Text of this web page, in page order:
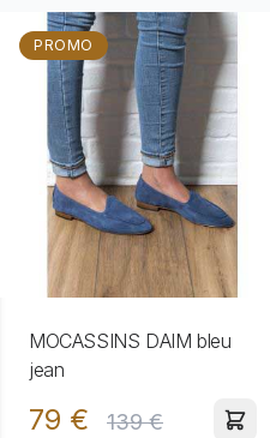
PROMO
MOCASSINS DAIM bleu
jean
79 € 139 €